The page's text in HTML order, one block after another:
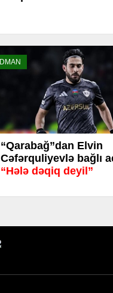
İDMAN
“Qarabağ”dan Elvin
Cəfərquliyevlə bağlı
“Hələ dəqiq deyil”